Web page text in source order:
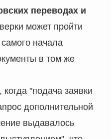
переводах и
может пройти
начала
в том же
"подача заявки
дополнительной
выдавалось